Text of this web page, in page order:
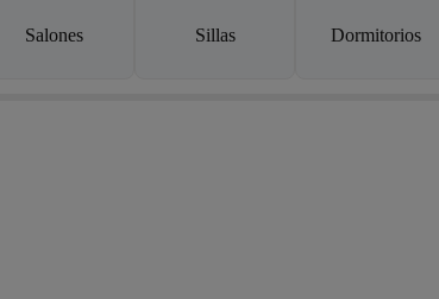
Salones Sillas Dormitorios